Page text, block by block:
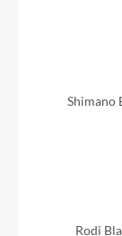
Shimano
Rodi